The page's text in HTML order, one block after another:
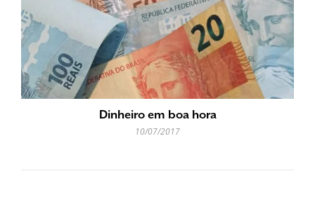
Dinheiro em boa hora
10/07/2017